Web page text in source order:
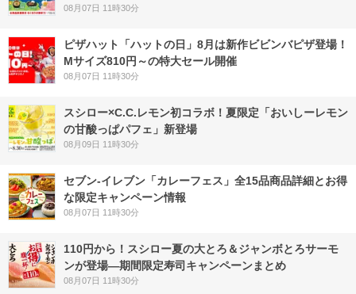
08月07日 11時30分
ピザハット「ハットの日」8月は新作ビビンバピザ登場！
Mサイズ810円～の特大セール開催
08月07日 11時30分
スシロー×C.C.レモン初コラボ！夏限定「おいしーレモン
の甘酸っぱパフェ」新登場
08月09日 11時30分
セブン‐イレブン「カレーフェス」全15品商品詳細とお得
な限定キャンペーン情報
08月07日 11時30分
110円から！スシロー夏の大とろ＆ジャンボとろサーモ
ンが登場―期間限定寿司キャンペーンまとめ
08月07日 11時30分